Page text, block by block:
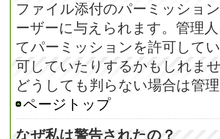
ファイル添付のパーミッショ
ーザーに与えられます。管理
てパーミッションを許可して
可していたりするかもしれま
どうしても判らない場合は管
ページトップ
なぜ私は警告されたの？